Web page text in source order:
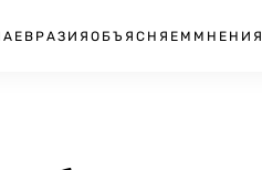
ЕВРАЗИЯ ОБЪЯСНЯЕМ МНЕНИЯ